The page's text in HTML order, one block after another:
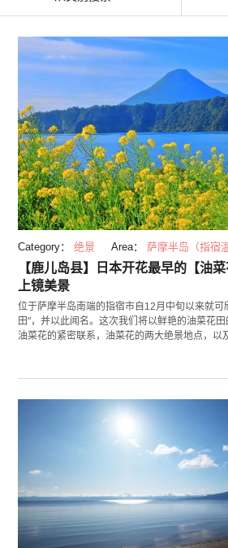
Category： 绝景 Area： 萨摩半岛（指宿
【鹿儿岛县】日本开花最早的【油
上镜美景
位于萨摩半岛南端的指宿市自12月中旬以来就
田"，并以此闻名。这次我们将以鲜艳的油菜花
油菜花的紧密联系，油菜花的两大绝景地点，以